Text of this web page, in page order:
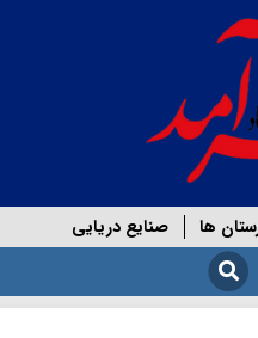
ها صنایع دریایی